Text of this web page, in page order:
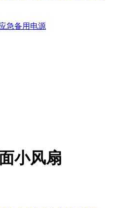
急备用电源
小风扇